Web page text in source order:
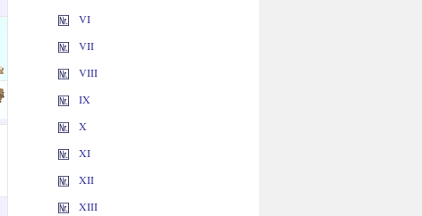
VI
VII
VIII
IX
X
XI
XII
XIII